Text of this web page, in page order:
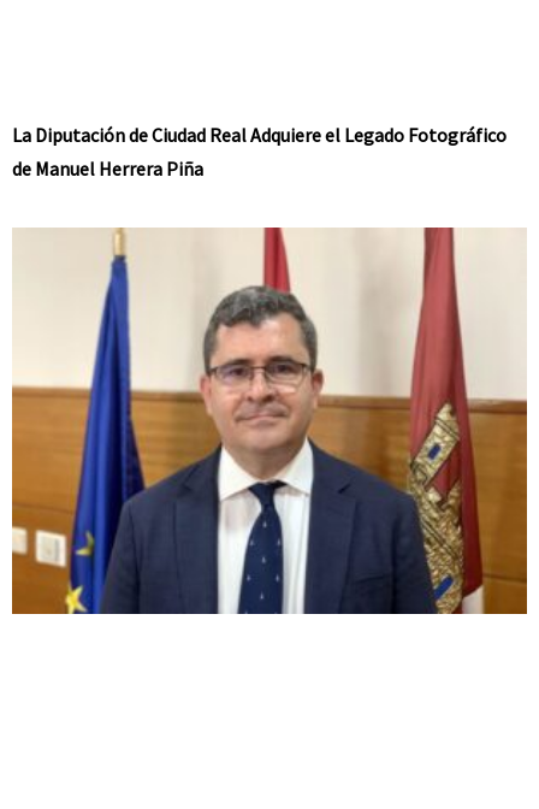
La Diputación de Ciudad Real Adquiere el Legado Fotográfico
de Manuel Herrera Piña